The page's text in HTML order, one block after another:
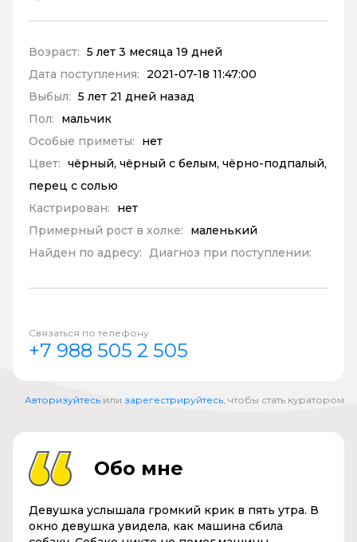
Возраст: 5 лет 3 месяца 19 дней
Дата поступления:
2021-07-18 11:47:00
Выбыл: 5 лет 21 дней назад
Пол:
мальчик
Особые приметы:
нет
Цвет: чёрный, чёрный с белым, чёрно-подпалый,
перец с солью
Кастрирован:
нет
Примерный рост в холке:
маленький
Найден по адресу: Диагноз при поступлении:
Связаться по телефону
+7 988 505 2 505
Авторизуйтесь или зарегестрируйтесь , чтобы стать куратором
Обо мне
Девушка услышала громкий крик в пять утра. В
окно девушка увидела, как машина сбила